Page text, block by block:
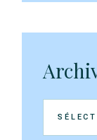
Archives